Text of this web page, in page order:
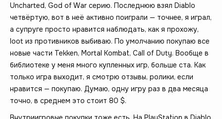
Uncharted, God of War серию. Последнюю взял Diablo
четвёртую, вот в неё активно поиграли — точнее, я играл,
а супруге просто нравится наблюдать, как я прохожу,
loot из противников выбиваю. По умолчанию покупаю все
новые части Tekken, Mortal Kombat, Call of Duty. Вообще в
библиотеке у меня много купленных игр, больше ста. Как
только игра выходит, я смотрю отзывы, ролики, если
нравится — покупаю. Думаю, одну игру раз в два месяца
точно, в среднем это стоит 80 $.